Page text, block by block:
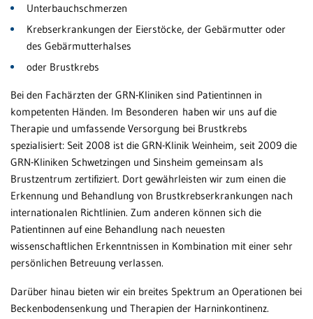
Patientenportal
Karriere
Barrierefreiheit
STANDORTE
Eberbach
Schwetzingen
Sinsheim
Weinheim
Unterbauchschmerzen
Krebserkrankungen der Eierstöcke, der Gebärmutter oder
des Gebärmutterhalses
oder Brustkrebs
Bei den Fachärzten der GRN-Kliniken sind Patientinnen in
kompetenten Händen. Im Besonderen haben wir uns auf die
Therapie und umfassende Versorgung bei Brustkrebs
spezialisiert: Seit 2008 ist die GRN-Klinik Weinheim, seit 2009 die
GRN-Kliniken Schwetzingen und Sinsheim gemeinsam als
Brustzentrum zertifiziert. Dort gewährleisten wir zum einen die
Erkennung und Behandlung von Brustkrebserkrankungen nach
internationalen Richtlinien. Zum anderen können sich die
Patientinnen auf eine Behandlung nach neuesten
wissenschaftlichen Erkenntnissen in Kombination mit einer sehr
persönlichen Betreuung verlassen.
Darüber hinau bieten wir ein breites Spektrum an Operationen bei
Beckenbodensenkung und Therapien der Harninkontinenz.